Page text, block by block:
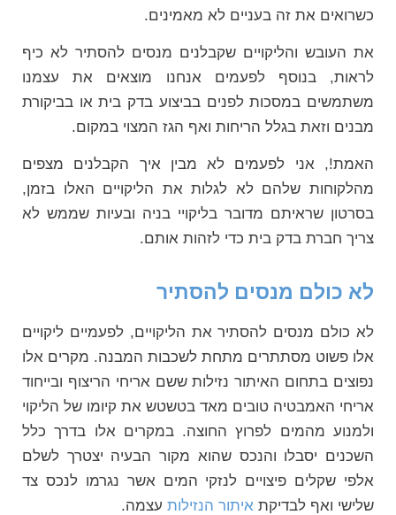
כשרואים את זה בעניים לא מאמינים.
את העובש והליקויים שקבלנים מנסים להסתיר לא כיף
לראות, בנוסף לפעמים אנחנו מוצאים את עצמנו
משתמשים במסכות לפנים בביצוע בדק בית או בביקורת
מבנים וזאת בגלל הריחות ואף הגז המצוי במקום.
האמת!, אני לפעמים לא מבין איך הקבלנים מצפים
מהלקוחות שלהם לא לגלות את הליקויים האלו בזמן,
בסרטון שראיתם מדובר בליקויי בניה ובעיות שממש לא
צריך חברת בדק בית כדי לזהות אותם.
לא כולם מנסים להסתיר
לא כולם מנסים להסתיר את הליקויים, לפעמיים ליקויים
אלו פשוט מסתתרים מתחת לשכבות המבנה. מקרים אלו
נפוצים בתחום האיתור נזילות ששם אריחי הריצוף ובייחוד
אריחי האמבטיה טובים מאד בטשטש את קיומו של הליקוי
ולמנוע מהמים לפרוץ החוצה. במקרים אלו בדרך כלל
השכנים יסבלו והנכס שהוא מקור הבעיה יצטרך לשלם
אלפי שקלים פיצויים לנזקי המים אשר נגרמו לנכס צד
שלישי ואף לבדיקת איתור הנזילות עצמה.